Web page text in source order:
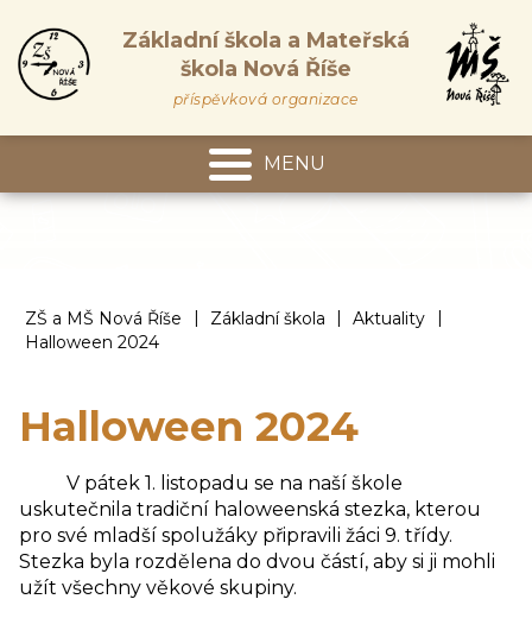
Základní škola a Mateřská
škola Nová Říše
příspěvková organizace
MENU
ZŠ a MŠ Nová Říše | Základní škola | Aktuality
|
Halloween 2024
Halloween 2024
V pátek 1. listopadu se na naší škole
uskutečnila tradiční haloweenská stezka, kterou
pro své mladší spolužáky připravili žáci 9. třídy.
Stezka byla rozdělena do dvou částí, aby si ji mohli
užít všechny věkové skupiny.